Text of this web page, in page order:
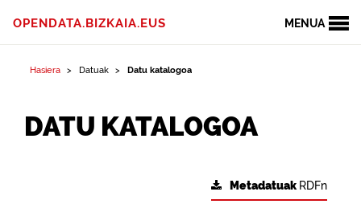
MENUA
OPENDATA.BIZKAIA.EUS
Hasiera Datuak Datu katalogoa
DATU KATALOGOA
Metadatuak RDFn